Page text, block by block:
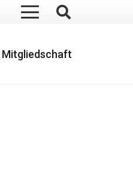
Mitgliedschaft